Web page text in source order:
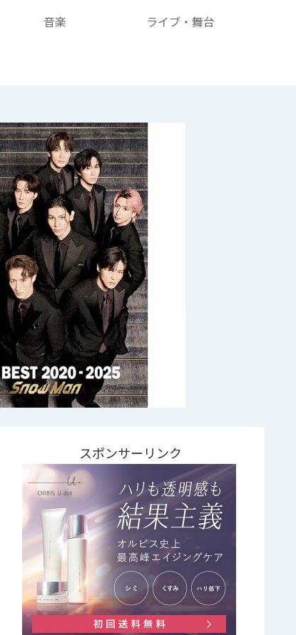
音楽 ライブ・舞台
スポンサーリンク